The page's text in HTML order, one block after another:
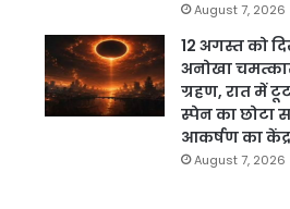
August 7, 2026
12 अगस्त को
अनोखा
ग्रहण, रात में
स्पेन का छोटा
आकर्षण का केंद्र
August 7, 2026